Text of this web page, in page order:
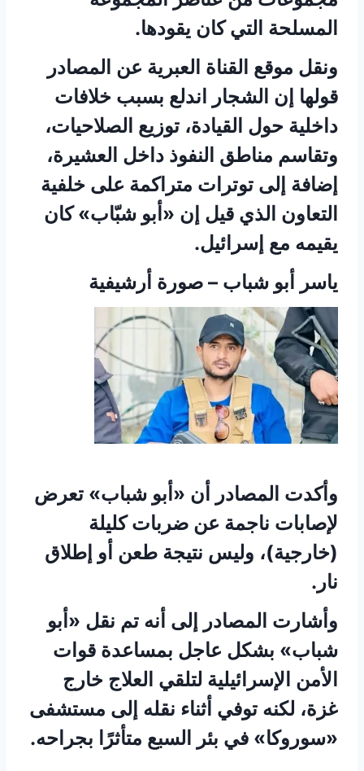
المسلحة التي كان يقودها.
ونقل موقع القناة العبرية عن المصادر
قولها إن الشجار اندلع بسبب خلافات
داخلية حول القيادة، توزيع الصلاحيات،
وتقاسم مناطق النفوذ داخل العشيرة،
إضافة إلى توترات متراكمة على خلفية
التعاون الذي قيل إن «أبو شبّاب» كان
يقيمه مع إسرائيل.
ياسر أبو شباب – صورة أرشيفية
وأكدت المصادر أن «أبو شباب» تعرض
لإصابات ناجمة عن ضربات كليلة
(خارجية)، وليس نتيجة طعن أو إطلاق
نار.
وأشارت المصادر إلى أنه تم نقل «أبو
شباب» بشكل عاجل بمساعدة قوات
الأمن الإسرائيلية لتلقي العلاج خارج
غزة، لكنه توفي أثناء نقله إلى مستشفى
«سوروكا» في بئر السبع متأثرًا بجراحه.